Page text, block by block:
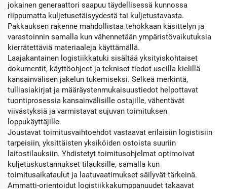
jokainen generaattori saapuu täydellisessä kunnossa
riippumatta kuljetusetäisyydestä tai kuljetustavasta.
Pakkauksen rakenne mahdollistaa tehokkaan käsittelyn ja
varastoinnin samalla kun vähennetään ympäristövaikutuksia
kierrätettäviä materiaaleja käyttämällä.
Laajakantainen logistiikkatuki sisältää yksityiskohtaiset
dokumentit, käyttöohjeet ja tekniset tiedot useilla kielillä
kansainvälisen jakelun tukemiseksi. Selkeä merkintä,
tulliasiakirjat ja määräystenmukaisuustiedot helpottavat
tuontiprosessia kansainvälisille ostajille, vähentävät
viivästyksiä ja varmistavat sujuvan toimituksen
loppukäyttäjille.
Joustavat toimitusvaihtoehdot vastaavat erilaisiin logistisiin
tarpeisiin, yksittäisten yksiköiden ostoista suuriin
laitostilauksiin. Yhdistetyt toimitusohjelmat optimoivat
kuljetuskustannukset tilauksille, samalla kun
toimitusaikataulut ja laatuvaatimukset säilyvät tärkeinä.
Ammatti-orientoidut logistiikkakumppanuudet takaavat